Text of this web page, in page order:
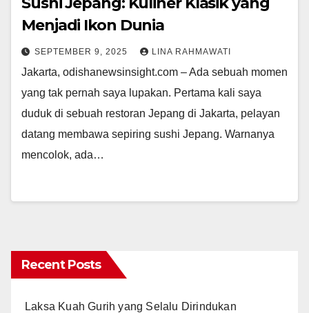
Menjadi Ikon Dunia
SEPTEMBER 9, 2025 LINA RAHMAWATI
Jakarta, odishanewsinsight.com – Ada sebuah momen
yang tak pernah saya lupakan. Pertama kali saya
duduk di sebuah restoran Jepang di Jakarta, pelayan
datang membawa sepiring sushi Jepang. Warnanya
mencolok, ada…
Recent Posts
Laksa Kuah Gurih yang Selalu Dirindukan